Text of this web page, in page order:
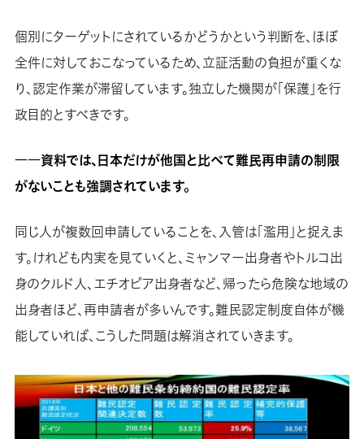
個別にターゲットにされているかどうかという判断を、ほぼ
全件に対しておこなっているため、立証活動の負担が重くな
り、認定作業が滞留しています。独立した機関が「保護」を行
政目的とすべきです。
――資料では、日本だけが他国と比べて難民再申請の制限
がないことも強調されています。
同じ人が複数回申請していることを、入管は「濫用」と捉えま
す。けれども内実を見ていくと、ミャンマー出身者やトルコ出
身のクルド人、エチオピア出身者など、帰ったら危険な地域の
出身者ほど、再申請者が多いんです。難民認定制度自体が機
能していれば、こうした問題は解消されていきます。